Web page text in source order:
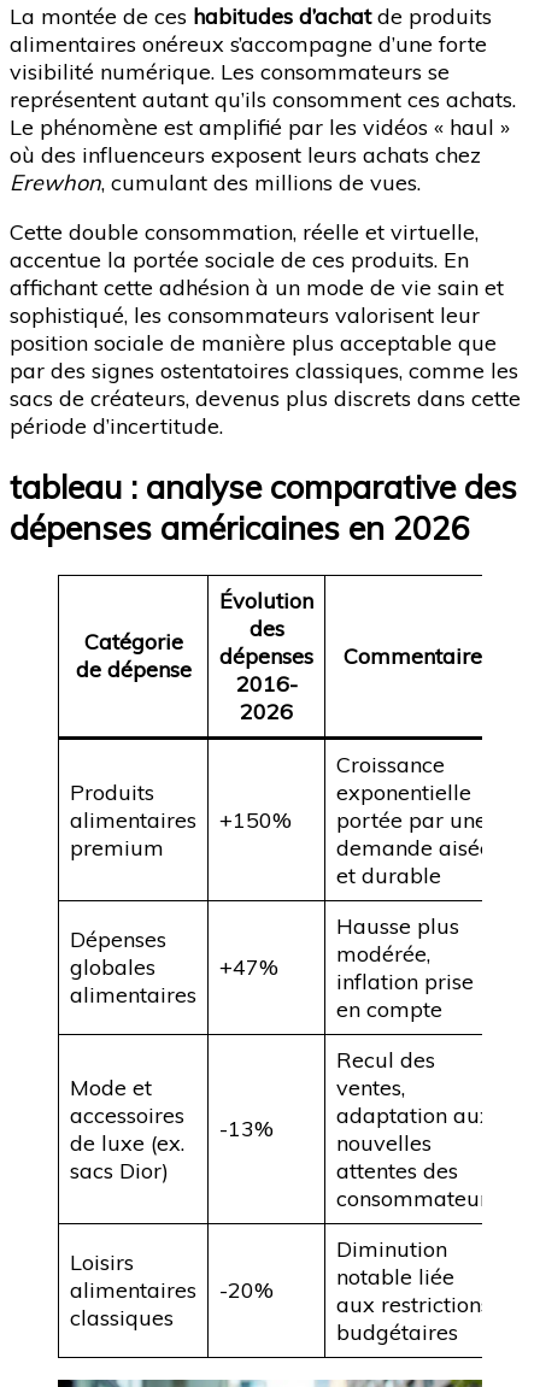
La montée de ces habitudes d’achatde produits
alimentaires onéreux s’accompagne d’une forte
visibilité numérique. Les consommateurs se
représentent autant qu’ils consomment ces achats.
Le phénomène est amplifié par les vidéos « haul »
où des influenceurs exposent leurs achats chez
Erewhon, cumulant des millions de vues.
Cette double consommation, réelle et virtuelle,
accentue la portée sociale de ces produits. En
affichant cette adhésion à un mode de vie sain et
sophistiqué, les consommateurs valorisent leur
position sociale de manière plus acceptable que
par des signes ostentatoires classiques, comme les
sacs de créateurs, devenus plus discrets dans cette
période d’incertitude.
tableau : analyse comparative des
dépenses américaines en 2026
Catégorie
de dépense
Évolution
des
dépenses
2016-
2026
Commentaires
Produits
alimentaires
premium
+150%
Croissance
exponentielle
portée par une
demande aisée
et durable
Dépenses
globales
alimentaires
+47%
Hausse plus
modérée,
inflation prise
en compte
Mode et
accessoires
de luxe (ex.
sacs Dior)
-13%
Recul des
ventes,
adaptation aux
nouvelles
attentes des
consommateurs
Loisirs
alimentaires
classiques
-20%
Diminution
notable liée
aux restrictions
budgétaires